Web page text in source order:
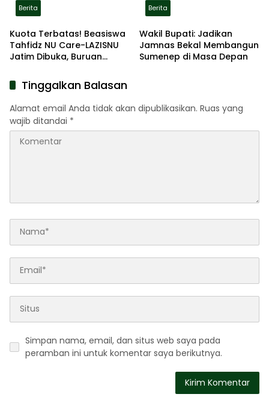
Berita
Kuota Terbatas! Beasiswa
Tahfidz NU Care-LAZISNU
Jatim Dibuka, Buruan
Berita
Wakil Bupati: Jadikan
Jamnas Bekal Membangun
Sumenep di Masa Depan
Tinggalkan Balasan
Alamat email Anda tidak akan dipublikasikan. Ruas yang
wajib ditandai *
Simpan nama, email, dan situs web saya pada
peramban ini untuk komentar saya berikutnya.